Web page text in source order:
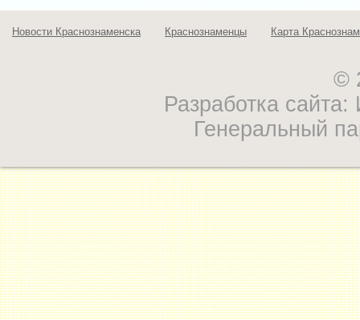
Новости Краснознаменска Краснознаменцы Карта
©
Разработка
Генеральный